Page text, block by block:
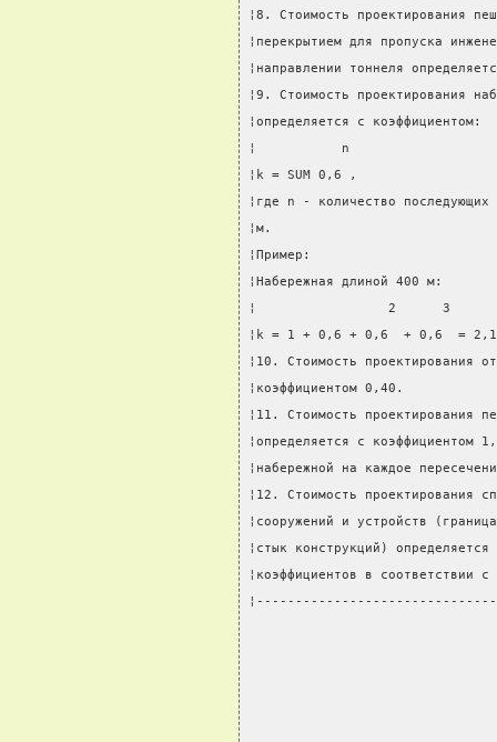
¦8. Стоимость проектирования
¦перекрытием для пропуска
¦направлении тоннеля
¦9. Стоимость проектирования
¦определяется с
¦           n
¦k = SUM 0,6 ,
¦где n - количество
¦м.
¦Пример:
¦Набережная длиной
¦                 2      3
¦k = 1 + 0,6 + 0,6  + 0,6
¦10. Стоимость проектирования
¦коэффициентом 0,40.
¦11. Стоимость проектирования
¦определяется с
¦набережной на каждое
¦12. Стоимость
¦сооружений и устройств
¦стык конструкций)
¦коэффициентов в